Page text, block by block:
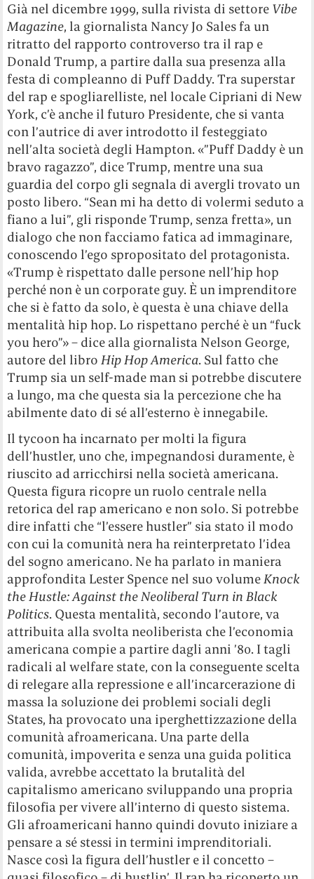
Già nel dicembre 1999, sulla rivista di settore Vibe
Magazine, la giornalista Nancy Jo Sales fa un
ritratto del rapporto controverso tra il rap e
Donald Trump, a partire dalla sua presenza alla
festa di compleanno di Puff Daddy. Tra superstar
del rap e spogliarelliste, nel locale Cipriani di New
York, c’è anche il futuro Presidente, che si vanta
con l’autrice di aver introdotto il festeggiato
nell’alta società degli Hampton. «”Puff Daddy è un
bravo ragazzo”, dice Trump, mentre una sua
guardia del corpo gli segnala di avergli trovato un
posto libero. “Sean mi ha detto di volermi seduto a
fiano a lui”, gli risponde Trump, senza fretta», un
dialogo che non facciamo fatica ad immaginare,
conoscendo l’ego spropositato del protagonista.
«Trump è rispettato dalle persone nell’hip hop
perché non è un corporate guy. È un imprenditore
che si è fatto da solo, è questa è una chiave della
mentalità hip hop. Lo rispettano perché è un “fuck
you hero”» – dice alla giornalista Nelson George,
autore del libroHip Hop America. Sul fatto che
Trump sia un self-made man si potrebbe discutere
a lungo, ma che questa sia la percezione che ha
abilmente dato di sé all’esterno è innegabile.
Il tycoon ha incarnato per molti la figura
dell’hustler, uno che, impegnandosi duramente, è
riuscito ad arricchirsi nella società americana.
Questa figura ricopre un ruolo centrale nella
retorica del rap americano e non solo. Si potrebbe
dire infatti che “l’essere hustler” sia stato il modo
con cui la comunità nera ha reinterpretato l’idea
del sogno americano. Ne ha parlato in maniera
approfondita Lester Spence nel suo volumeKnock
the Hustle: Against the Neoliberal Turn in Black
Politics. Questa mentalità, secondo l’autore, va
attribuita alla svolta neoliberista che l’economia
americana compie a partire dagli anni ’80. I tagli
radicali al welfare state, con la conseguente scelta
di relegare alla repressione e all’incarcerazione di
massa la soluzione dei problemi sociali degli
States, ha provocato una iperghettizzazione della
comunità afroamericana. Una parte della
comunità, impoverita e senza una guida politica
valida, avrebbe accettato la brutalità del
capitalismo americano sviluppando una propria
filosofia per vivere all’interno di questo sistema.
Gli afroamericani hanno quindi dovuto iniziare a
pensare a sé stessi in termini imprenditoriali.
Nasce così la figura dell’hustler e il concetto –